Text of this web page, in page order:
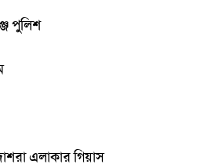
পুলিশ
এলাকারগিয়াস